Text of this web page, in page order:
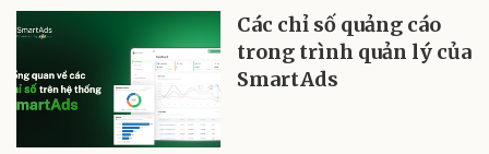
Các chỉ số quảng cáo
trong trình quản lý của
SmartAds